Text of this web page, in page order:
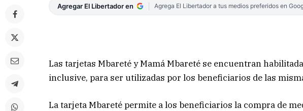
Agregar El Libertador en Agrega El Libertador a tus medios preferidos en
Las tarjetas Mbareté y Mamá Mbareté se encuentran
inclusive, para ser utilizadas por los beneficiarios de las
La tarjeta Mbareté permite a los beneficiarios la compra de